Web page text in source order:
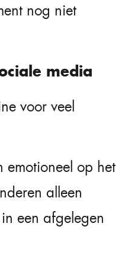
nog niet
media
voor veel
emotioneel op het
alleen
een afgelegen